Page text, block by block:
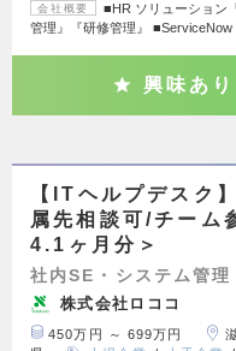
会社概要
■HR ソリューション
管理』『研修管理』
興味あり
【ITヘルプデスク
属先相談可/チーム
4.1ヶ月分＞
社内SE・システム管理
株式会社ロココ
450万円 ～ 699万円